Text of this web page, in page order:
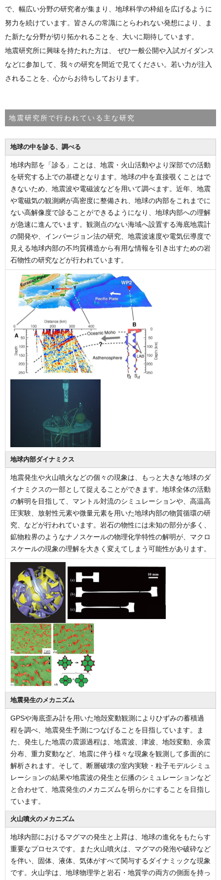
で、幅広い分野の研究者が集まり、地球科学の枠組を広げるように
努力を続けています。皆さんの常識にとらわれない発想により、ま
た新たな分野が切り拓かれることを、大いに期待しています。
地震研究所に興味を持たれた方は、 ぜひ一般公開や入試ガイダンス
などに参加して、我々の研究を間近で見てください。若い力が注入
されることを、心からお待ちしております。
地震研究所で行われている主な研究
地球の中を診る、調べる
地球内部を「診る」ことは、地震・火山活動やより深部での活動
を研究する上での基礎となります。地球の中を直接覗くことはで
きないため、地震波や電磁波などを用いて調べます。近年、地震
や電磁気の観測網が高密度に整備され、地球の内部をこれまでに
ない高解像度で診ることができるようになり、地球内部への理解
が急速に進んでいます。観測点のない海域へ設置する海底地震計
の開発や、インバージョン法の研究、地震波速度や電気伝導度で
見える地球内部の不均質構造から有用な情報を引き出すための岩
石物性の研究などが行われています。
地球内部ダイナミクス
地震発生や火山噴火などの個々の現象は、もっと大きな地球のダ
イナミクスの一部として捉えることができます。地球全体の活動
の解明を目指して、マントル対流のシミュレーションや、高温高
圧実験、放射性元素や微量元素を用いた地球内部の物質循環の研
究、などが行われています。岩石の物性には未知の部分が多く、
鉱物粒界のようなナノスケールの物理化学特性の解明が、マクロ
スケールの現象の理解を大きく変えてしまう可能性があります。
地震発生のメカニズム
GPSや海底歪み計を用いた地殻変動観測によりひずみの蓄積過
程を調べ、地震発生予測につなげることを目指しています。ま
た、発生した地震の震源過程は、地震波、津波、地殻変動、余震
分布、重力変動など、地震に伴う様々な現象を観測して多面的に
解析されます。そして、断層破壊の室内実験・粒子モデルシミュ
レーションの結果や地震波の発生と伝播のシミュレーションなど
と合わせて、地震発生のメカニズムを明らかにすることを目指し
ています。
火山噴火のメカニズム
地球内部におけるマグマの発生と上昇は、地球の進化をもたらす
重要なプロセスです。また火山噴火は、マグマの発泡や破砕など
を伴い、固体、液体、気体がすべて関与するダイナミックな現象
です。火山学は、地球物理学と岩石・地質学の両方の側面を持っ